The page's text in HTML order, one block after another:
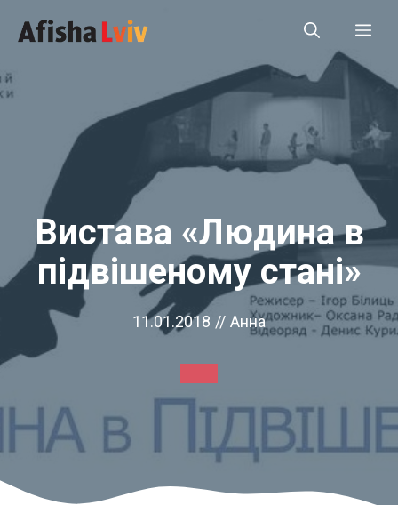
до
Вистава «Людина в
підвішеному стані»
11.01.2018 // Анна